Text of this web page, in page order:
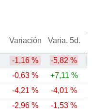
Variación Varia. 5d.
-1,16 % -5,82 %
-0,63 % +7,11 %
-4,21 % -4,01 %
-2,96 % -1,53 %